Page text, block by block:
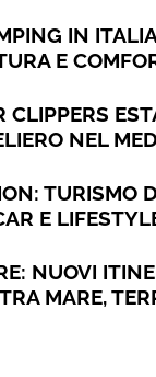
IN
E
CLIPPERS
NEL
TURISMO
E
NUOVI
MARE,